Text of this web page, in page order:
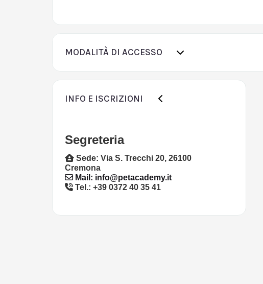
MODALITÀ DI ACCESSO
INFO E ISCRIZIONI
Segreteria
Sede: Via S. Trecchi 20, 26100
Cremona
Mail: info@petacademy.it
Tel.: +39 0372 40 35 41